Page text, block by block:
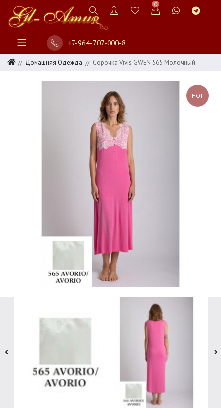
0
+7-964-707-000-8
Домашняя Одежда Сорочка Vivis GWEN 565 Молочный
HOT